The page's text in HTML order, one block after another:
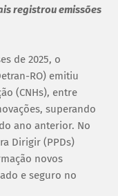
registrou emissões
de 2025, o
RO) emitiu
(CNHs), entre
superando
ano anterior. No
Dirigir (PPDs)
novos
e seguro no